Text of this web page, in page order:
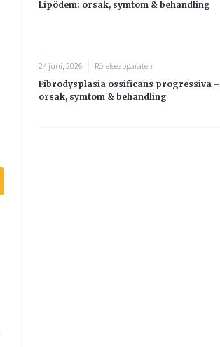
Lipödem: orsak, symtom & behandling
24 juni, 2026
Rörelseapparaten
Fibrodysplasia ossificans progressiva –
orsak, symtom & behandling